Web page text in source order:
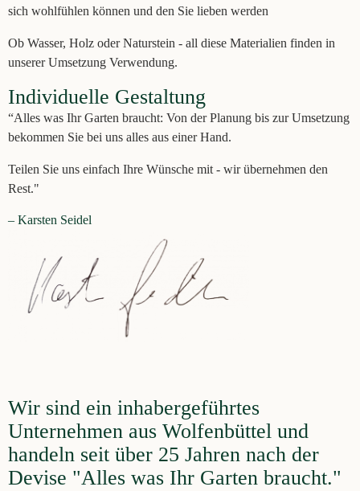
sich wohlfühlen können und den Sie lieben werden
Ob Wasser, Holz oder Naturstein - all diese Materialien finden in
unserer Umsetzung Verwendung.
Individuelle Gestaltung
“Alles was Ihr Garten braucht: Von der Planung bis zur Umsetzung
bekommen Sie bei uns alles aus einer Hand.
Teilen Sie uns einfach Ihre Wünsche mit - wir übernehmen den
Rest."
– Karsten Seidel
Wir sind ein inhabergeführtes
Unternehmen aus Wolfenbüttel und
handeln seit über 25 Jahren nach der
Devise "Alles was Ihr Garten braucht."